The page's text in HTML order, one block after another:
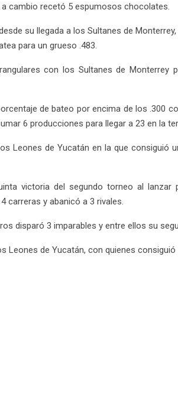
cambio recetó 5 espumosos chocolates.
su llegada a los Sultanes de
para un grueso .483.
con los Sultanes de
de bateo por encima de los .300
6 producciones para llegar a 23 en la
Leones de Yucatán en la que consiguió
victoria del segundo torneo al
carreras y abanicó a 3 rivales.
disparó 3 imparables y entre ellos su
Leones de Yucatán, con quienes